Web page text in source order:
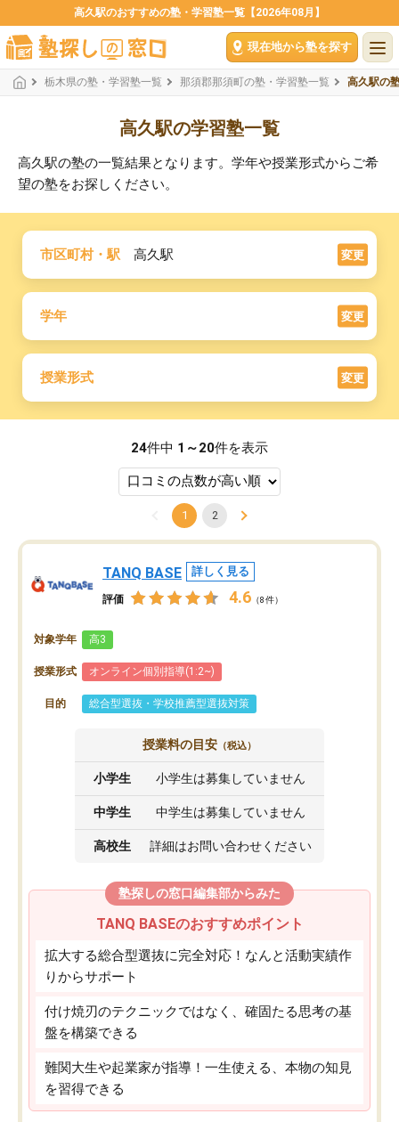
高久駅のおすすめの塾・学習塾一覧【2026年08月】
現在地から塾を探す
栃木県の塾・学習塾一覧 那須郡那須町の塾・学習塾一覧 高久駅の
高久駅の学習塾一覧
高久駅の塾の一覧結果となります。学年や授業形式からご希
望の塾をお探しください。
市区町村・駅 高久駅 変更
学年 変更
授業形式 変更
24件中 1～20件を表示
1 2
TANQ BASE 詳しく見る
評価 4.6 （8件）
対象学年 高3
授業形式 オンライン個別指導(1:2~)
目的 総合型選抜・学校推薦型選抜対策
授業料の目安 （税込）
小学生 小学生は募集していません
中学生 中学生は募集していません
高校生 詳細はお問い合わせください
塾探しの窓口編集部からみた
TANQ BASEのおすすめポイント
拡大する総合型選抜に完全対応！なんと活動実績作
りからサポート
付け焼刃のテクニックではなく、確固たる思考の基
盤を構築できる
難関大生や起業家が指導！一生使える、本物の知見
を習得できる